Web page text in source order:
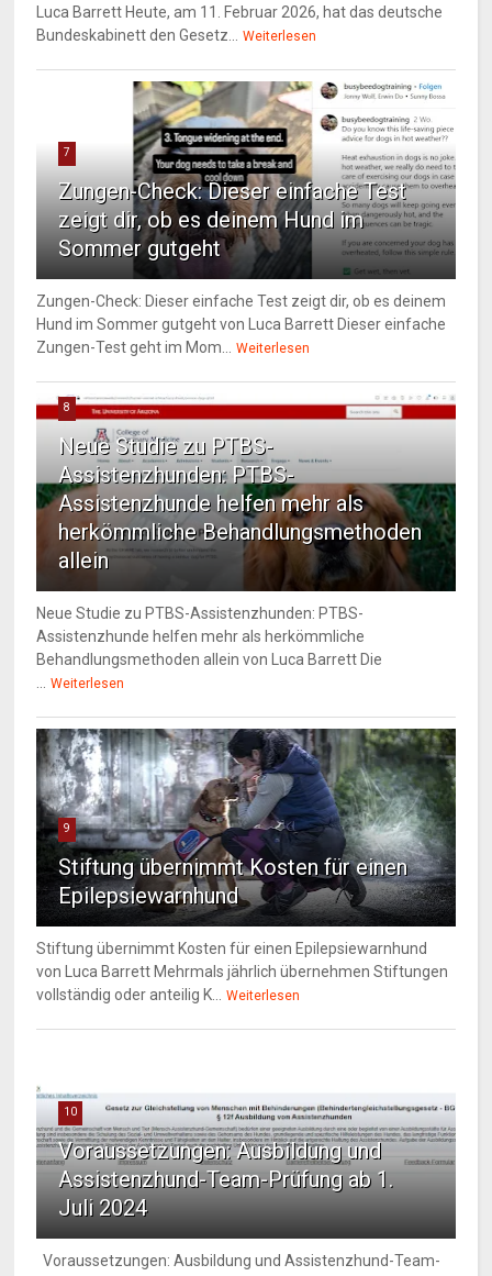
Luca Barrett Heute, am 11. Februar 2026, hat das deutsche
Bundeskabinett den Gesetz... Weiterlesen
7
Zungen-Check: Dieser einfache Test
zeigt dir, ob es deinem Hund im
Sommer gutgeht
Zungen-Check: Dieser einfache Test zeigt dir, ob es deinem
Hund im Sommer gutgeht von Luca Barrett Dieser einfache
Zungen-Test geht im Mom... Weiterlesen
8
Neue Studie zu PTBS-
Assistenzhunden: PTBS-
Assistenzhunde helfen mehr als
herkömmliche Behandlungsmethoden
allein
Neue Studie zu PTBS-Assistenzhunden: PTBS-
Assistenzhunde helfen mehr als herkömmliche
Behandlungsmethoden allein von Luca Barrett Die
... Weiterlesen
9
Stiftung übernimmt Kosten für einen
Epilepsiewarnhund
Stiftung übernimmt Kosten für einen Epilepsiewarnhund
von Luca Barrett Mehrmals jährlich übernehmen Stiftungen
vollständig oder anteilig K... Weiterlesen
10
Voraussetzungen: Ausbildung und
Assistenzhund-Team-Prüfung ab 1.
Juli 2024
Voraussetzungen: Ausbildung und Assistenzhund-Team-